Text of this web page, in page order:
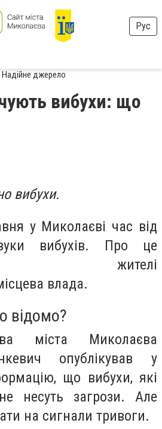
Рус
Надійне джерело
вибухи: що
вибухи.
у Миколаєві час від
вибухів. Про це
жителі
влада.
відомо?
міста Миколаєва
опублікував у
що вибухи, які
несуть загрози. Але
на сигнали тривоги.